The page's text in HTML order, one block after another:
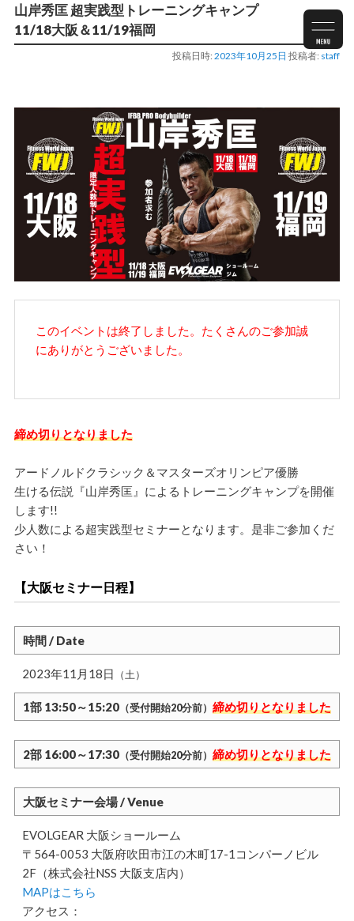
山岸秀匡 超実践型トレーニングキャンプ
11/18大阪＆11/19福岡
投稿日時:2023年10月25日 投稿者: staff
このイベントは終了しました。たくさんのご参加誠
にありがとうございました。
締め切りとなりました
アードノルドクラシック＆マスターズオリンピア優勝
生ける伝説『山岸秀匡』によるトレーニングキャンプを開催
します!!
少人数による超実践型セミナーとなります。是非ご参加くだ
さい！
【大阪セミナー日程】
時間 / Date
2023年11月18日 （土）
1部 13:50～15:20（受付開始20分前） 締め切りとなりました
2部 16:00～17:30（受付開始20分前） 締め切りとなりました
大阪セミナー会場 / Venue
EVOLGEAR 大阪ショールーム
〒564-0053 大阪府吹田市江の木町17-1コンパーノビル
2F（株式会社NSS 大阪支店内）
MAPはこちら
アクセス：